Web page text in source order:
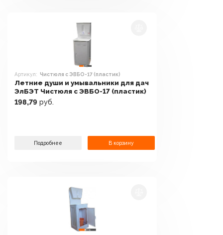
Артикул: Чистюля с ЭВБО-17 (пластик)
Летние души и умывальники для дач
ЭлБЭТ Чистюля с ЭВБО-17 (пластик)
198,79 руб.
Подробнее В корзину